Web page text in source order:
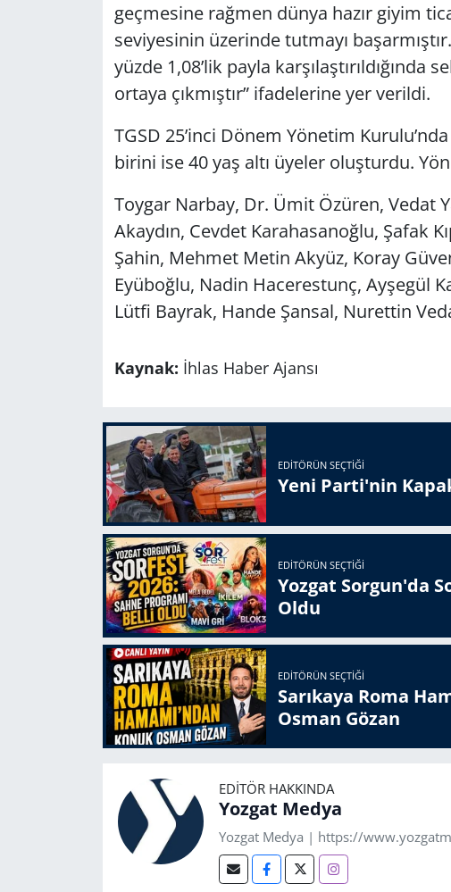
geçmesine rağmen dünya hazır giyim
seviyesinin üzerinde tutmayı
yüzde 1,08’lik payla
ortaya çıkmıştır” ifadelerine yer verildi.
TGSD 25’inci Dönem Yönetim
birini ise 40 yaş altı üyeler oluşturdu.
Toygar Narbay, Dr. Ümit Özüren, Vedat
Akaydın, Cevdet Karahasanoğlu, Şafak
Şahin, Mehmet Metin Akyüz, Koray
Eyüboğlu, Nadin Hacerestunç, Ayşegül
Lütfi Bayrak, Hande Şansal, Nurettin
Kaynak: İhlas Haber Ajansı
EDITÖRÜN SEÇTIĞI
Yeni Parti'nin
EDITÖRÜN SEÇTIĞI
Yozgat Sorgun'da
Oldu
EDITÖRÜN SEÇTIĞI
Sarıkaya Roma
Osman Gözan
EDITÖR HAKKINDA
Yozgat Medya
Yozgat Medya | https://